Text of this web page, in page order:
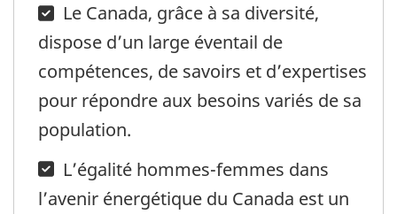
Le Canada, grâce à sa diversité,
dispose d’un large éventail de
compétences, de savoirs et d’expertises
pour répondre aux besoins variés de sa
population.
L’égalité hommes-femmes dans
l’avenir énergétique du Canada est un